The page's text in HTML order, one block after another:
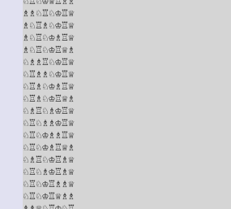
♗♗♘♖♘♔♖♕
♗♘♖♗♘♔♖♕
♗♘♖♘♔♗♖♕
♗♘♖♘♔♖♕♗
♘♗♗♖♘♔♖♕
♘♖♗♗♘♔♖♕
♘♖♗♘♔♗♖♕
♘♖♗♘♔♖♕♗
♘♗♖♘♗♔♖♕
♘♖♘♗♗♔♖♕
♘♖♘♔♗♗♖♕
♘♖♘♔♗♖♕♗
♘♗♖♘♔♖♗♕
♘♖♘♗♔♖♗♕
♘♖♘♔♖♗♗♕
♘♖♘♔♖♕♗♗